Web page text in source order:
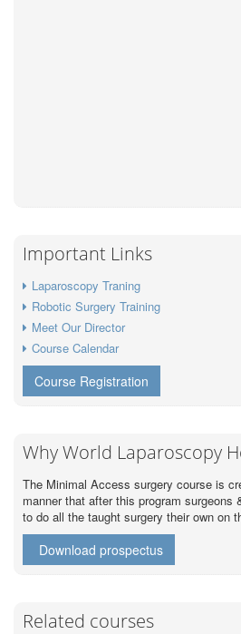
Important Links
Laparoscopy Traning
Robotic Surgery Training
Meet Our Director
Course Calendar
Course Registration
Why World Laparoscopy
The Minimal Access surgery course is
manner that after this program surgeons
to do all the taught surgery their own on
Download prospectus
Related courses